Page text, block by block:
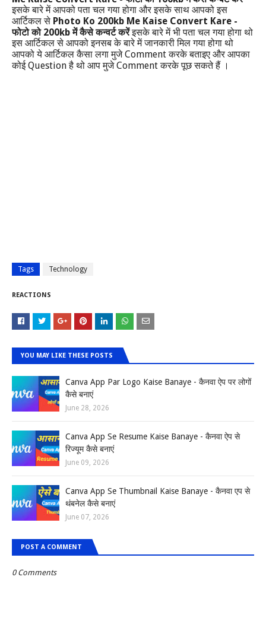
इसके बारे में आपको पता चल गया होगा और इसके साथ आपको इस
आर्टिकल से Photo Ko 200kb Me Kaise Convert Kare -
फोटो को 200kbमें कैसे कन्वर्ट करेंइसके बारे में भी पता चल गया होगा थो
इस आर्टिकल से आपको इनसब के बारे में जानकारी मिल गया होगा थो
आपको ये आर्टिकल कैसा लगा मुजेCommentकरके बताइए और आपका
कोईQuestionहै थो आप मुजेCommentकरके पूछ सकते हैं ।
Tags Technology
REACTIONS
YOU MAY LIKE THESE POSTS
Canva App Par Logo Kaise Banaye - कैनवा ऐप पर लोगों
कैसे बनाएं
June 28, 2026
Canva App Se Resume Kaise Banaye - कैनवा ऐप से
रिज्यूम कैसे बनाएं
June 09, 2026
Canva App Se Thumbnail Kaise Banaye - कैनवा एप से
थंबनेल कैसे बनाएं
June 07, 2026
POST A COMMENT
0 Comments